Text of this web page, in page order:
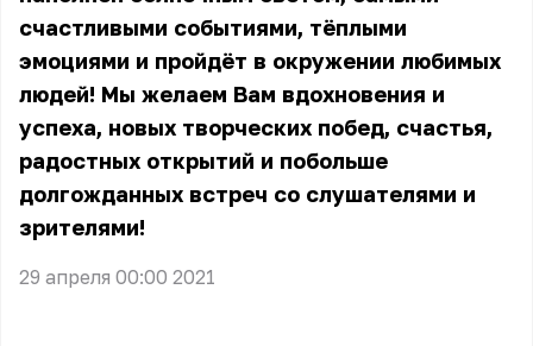
счастливыми событиями, тёплыми
эмоциями и пройдёт в окружении любимых
людей! Мы желаем Вам вдохновения и
успеха, новых творческих побед, счастья,
радостных открытий и побольше
долгожданных встреч со слушателями и
зрителями!
29 апреля 00:00 2021